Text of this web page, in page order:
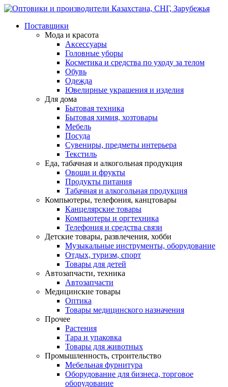
Поставщики
Мода и красота
Аксессуары
Головные уборы
Косметика и средства по уходу за телом
Обувь
Одежда
Ювелирные украшения и изделия
Для дома
Бытовая техника
Бытовая химия, хозтовары
Мебель
Посуда
Сувениры, предметы интерьера
Текстиль
Еда, табачная и алкогольная продукция
Овощи и фрукты
Продукты питания
Табачная и алкогольная продукция
Компьютеры, телефония, канцтовары
Канцелярские товары
Компьютеры и оргтехника
Телефония и средства связи
Детские товары, развлечения, хобби
Музыкальные инструменты, оборудование
Отдых, туризм, спорт
Товары для детей
Автозапчасти, техника
Автозапчасти
Медицинские товары
Оптика
Товары медицинского назначения
Прочее
Растения
Тара и упаковка
Товары для животных
Промышленность, строительство
Мебельная фурнитура
Оборудование для бизнеса, торговое
оборудование